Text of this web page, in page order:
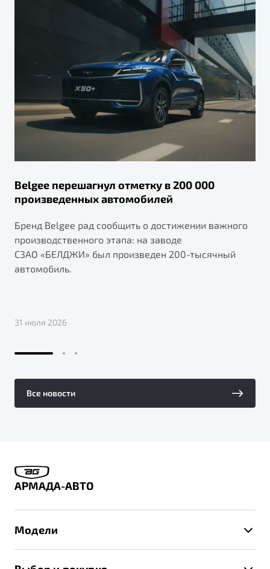
Belgee перешагнул отметку в 200 000
произведенных автомобилей
Бренд Belgee рад сообщить о достижении важного
производственного этапа: на заводе
СЗАО «БЕЛДЖИ» был произведен 200-тысячный
автомобиль.
31 июля 2026
Все новости
АРМАДА-АВТО
Модели